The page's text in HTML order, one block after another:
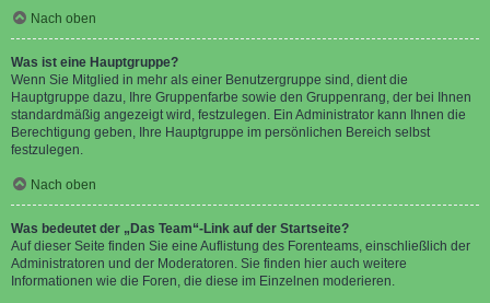
Nach oben
Was ist eine Hauptgruppe?
Wenn Sie Mitglied in mehr als einer Benutzergruppe sind, dient die
Hauptgruppe dazu, Ihre Gruppenfarbe sowie den Gruppenrang, der bei Ihnen
standardmäßig angezeigt wird, festzulegen. Ein Administrator kann Ihnen die
Berechtigung geben, Ihre Hauptgruppe im persönlichen Bereich selbst
festzulegen.
Nach oben
Was bedeutet der „Das Team“-Link auf der Startseite?
Auf dieser Seite finden Sie eine Auflistung des Forenteams, einschließlich der
Administratoren und der Moderatoren. Sie finden hier auch weitere
Informationen wie die Foren, die diese im Einzelnen moderieren.